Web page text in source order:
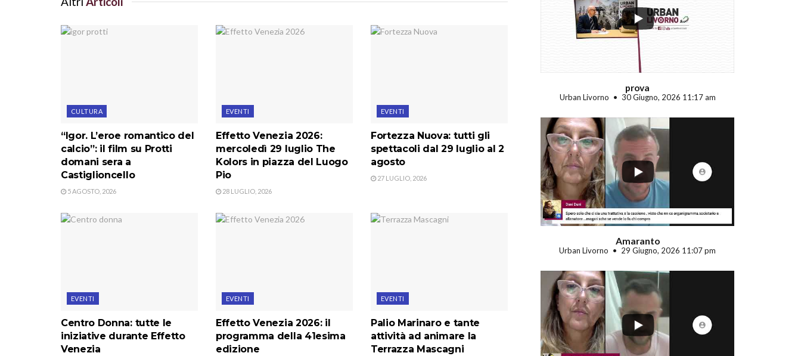
CULTURA
“Igor. L’eroe romantico del
calcio”: il film su Protti
domani sera a
Castiglioncello
5 AGOSTO, 2026
EVENTI
Effetto Venezia 2026:
mercoledì 29 luglio The
Kolors in piazza del Luogo
Pio
28 LUGLIO, 2026
EVENTI
Fortezza Nuova: tutti gli
spettacoli dal 29 luglio al 2
agosto
27 LUGLIO, 2026
EVENTI
Centro Donna: tutte le
iniziative durante Effetto
Venezia
EVENTI
Effetto Venezia 2026: il
programma della 41esima
edizione
EVENTI
Palio Marinaro e tante
attività ad animare la
Terrazza Mascagni
...
prova
Urban Livorno 30 Giugno, 2026 11:17 am
...
Amaranto
Urban Livorno 29 Giugno, 2026 11:07 pm
...